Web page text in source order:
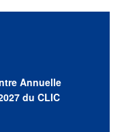
Annuelle
du CLIC